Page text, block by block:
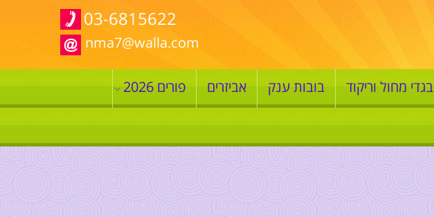
03-6815622
nma7@walla.com
בגדי מחול וריקוד בובות ענק אביזרים פורים 2026